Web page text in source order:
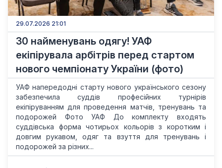
29.07.2026 21:01
30 найменувань одягу! УАФ
екіпірувала арбітрів перед стартом
нового чемпіонату України (фото)
УАФ напередодні старту нового українського сезону
забезпечила суддів професійних турнірів
екіпіруванням для проведення матчів, тренувань та
подорожей Фото УАФ До комплекту входять
суддівська форма чотирьох кольорів з коротким і
довгим рукавом, одяг та взуття для тренувань і
подорожей за різних...